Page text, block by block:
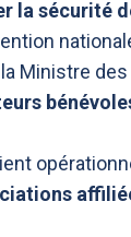
la sécurité
Ministre